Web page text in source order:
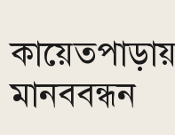
মানববন্ধন